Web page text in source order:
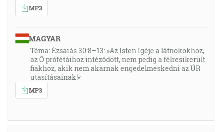
MP3
MAGYAR
Téma: Ézsaiás 30:8–13: »Az Isten Igéje a látnokokhoz,
az Ő prófétáihoz intéződött, nem pedig a félresikerült
fiakhoz, akik nem akarnak engedelmeskedni az ÚR
utasításainak!«
MP3